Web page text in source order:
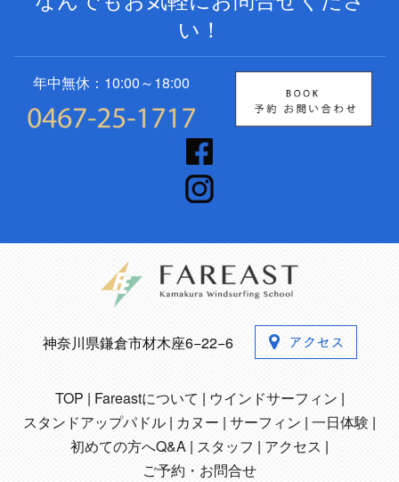
い！
年中無休：10:00～18:00
神奈川県鎌倉市材木座6−22−6
TOP Fareastについて
ウインドサーフィン
スタンドアップパドル
カヌー サーフィン 一日体験
初めての方へQ&A スタッフ
アクセス
ご予約・お問合せ